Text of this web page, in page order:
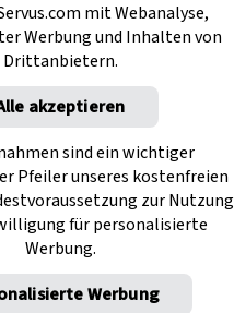
mit Webanalyse,
Werbung und Inhalten von
Drittanbietern.
akzeptieren
sind ein wichtiger
Pfeiler unseres kostenfreien
zur Nutzung
für personalisierte
Werbung.
Werbung